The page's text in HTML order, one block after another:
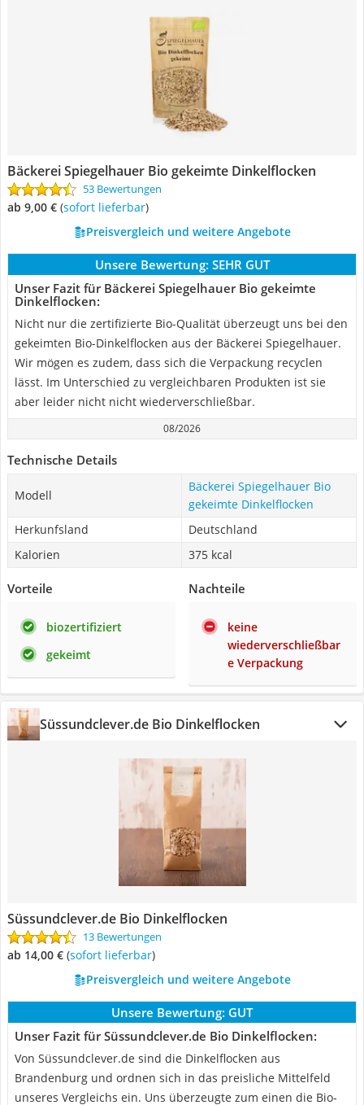
Bäckerei Spiegelhauer Bio gekeimte Dinkelflocken
53 Bewertungen
ab 9,00 € ( Sofort lieferbar)
Preisvergleich und weitere Angebote
Unsere Bewertung: SEHR GUT
Unser Fazit für Bäckerei Spiegelhauer Bio gekeimte
Dinkelflocken:
Nicht nur die zertifizierte Bio-Qualität überzeugt uns bei den
gekeimten Bio-Dinkelflocken aus der Bäckerei Spiegelhauer.
Wir mögen es zudem, dass sich die Verpackung recyclen
lässt. Im Unterschied zu vergleichbaren Produkten ist sie
aber leider nicht nicht wiederverschließbar.
08/2026
Technische Details
Modell
Bäckerei Spiegelhauer Bio
gekeimte Dinkelflocken
Herkunfsland
Deutschland
Kalorien
375 kcal
Vorteile
biozertifiziert
gekeimt
Nachteile
keine
wiederverschließbar
e Verpackung
Süssundclever.de Bio Dinkelflocken
Süssundclever.de Bio Dinkelflocken
13 Bewertungen
ab 14,00 € ( Sofort lieferbar)
Preisvergleich und weitere Angebote
Unsere Bewertung: GUT
Unser Fazit für Süssundclever.de Bio Dinkelflocken:
Von Süssundclever.de sind die Dinkelflocken aus
Brandenburg und ordnen sich in das preisliche Mittelfeld
unseres Vergleichs ein. Uns überzeugte zum einen die Bio-